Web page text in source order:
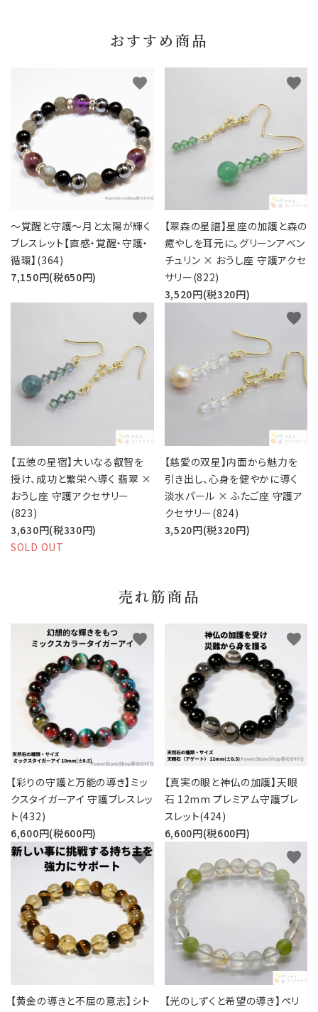
おすすめ商品
～覚醒と守護～月と太陽が輝く
ブレスレット【直感・覚醒・守護・
循環】(364)
7,150円(税650円)
favorite
【翠森の星譜】星座の加護と森の
癒やしを耳元に。グリーンアベン
チュリン × おうし座 守護アクセ
サリー(822)
3,520円(税320円)
favorite
【五徳の星宿】大いなる叡智を
授け、成功と繁栄へ導く 翡翠 ×
おうし座 守護アクセサリー
(823)
3,630円(税330円)
SOLD OUT
favorite
【慈愛の双星】内面から魅力を
引き出し、心身を健やかに導く
淡水パール × ふたご座 守護ア
クセサリー(824)
3,520円(税320円)
favorite
売れ筋商品
【彩りの守護と万能の導き】ミッ
クスタイガーアイ 守護ブレスレッ
ト(432)
6,600円(税600円)
favorite
【真実の眼と神仏の加護】天眼
石 12mm プレミアム守護ブレ
スレット(424)
6,600円(税600円)
favorite
【黄金の導きと不屈の意志】シト
favorite
【光のしずくと希望の導き】ペリ
favorite